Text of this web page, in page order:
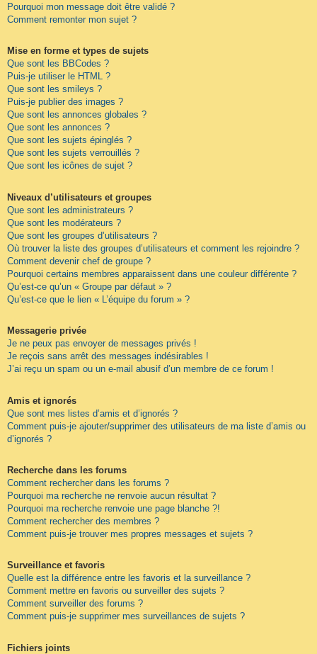
Pourquoi mon message doit être validé ?
Comment remonter mon sujet ?
Mise en forme et types de sujets
Que sont les BBCodes ?
Puis-je utiliser le HTML ?
Que sont les smileys ?
Puis-je publier des images ?
Que sont les annonces globales ?
Que sont les annonces ?
Que sont les sujets épinglés ?
Que sont les sujets verrouillés ?
Que sont les icônes de sujet ?
Niveaux d’utilisateurs et groupes
Que sont les administrateurs ?
Que sont les modérateurs ?
Que sont les groupes d’utilisateurs ?
Où trouver la liste des groupes d’utilisateurs et comment les rejoindre ?
Comment devenir chef de groupe ?
Pourquoi certains membres apparaissent dans une couleur différente ?
Qu’est-ce qu’un « Groupe par défaut » ?
Qu’est-ce que le lien « L’équipe du forum » ?
Messagerie privée
Je ne peux pas envoyer de messages privés !
Je reçois sans arrêt des messages indésirables !
J’ai reçu un spam ou un e-mail abusif d’un membre de ce forum !
Amis et ignorés
Que sont mes listes d’amis et d’ignorés ?
Comment puis-je ajouter/supprimer des utilisateurs de ma liste d’amis ou
d’ignorés ?
Recherche dans les forums
Comment rechercher dans les forums ?
Pourquoi ma recherche ne renvoie aucun résultat ?
Pourquoi ma recherche renvoie une page blanche ?!
Comment rechercher des membres ?
Comment puis-je trouver mes propres messages et sujets ?
Surveillance et favoris
Quelle est la différence entre les favoris et la surveillance ?
Comment mettre en favoris ou surveiller des sujets ?
Comment surveiller des forums ?
Comment puis-je supprimer mes surveillances de sujets ?
Fichiers joints